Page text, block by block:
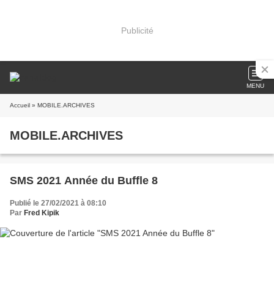
Publicité
MENU
Accueil » MOBILE.ARCHIVES
MOBILE.ARCHIVES
SMS 2021 Année du Buffle 8
Publié le 27/02/2021 à 08:10
Par Fred Kipik